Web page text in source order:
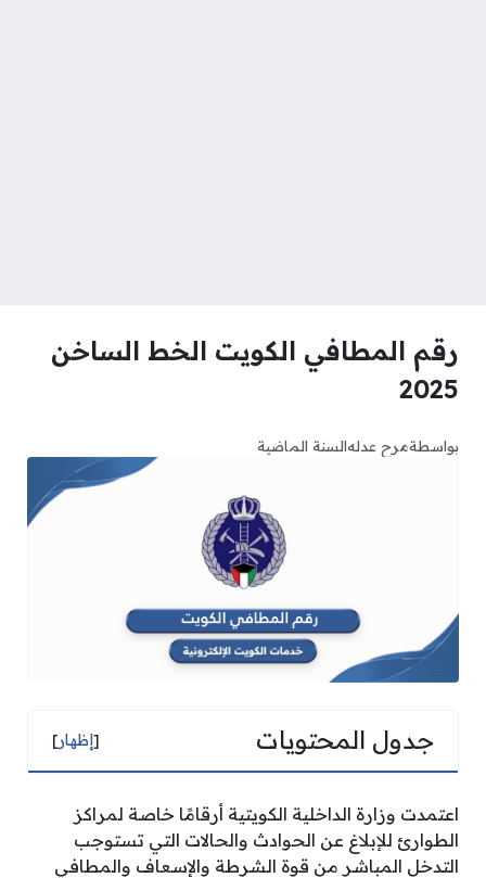
رقم المطافي الكويت الخط الساخن
2025
بواسطةمرح عدلهالسنة الماضية
جدول المحتويات [إظهار]
اعتمدت وزارة الداخلية الكويتية أرقامًا خاصة لمراكز
الطوارئ للإبلاغ عن الحوادث والحالات التي تستوجب
التدخل المباشر من قوة الشرطة والإسعاف والمطافي